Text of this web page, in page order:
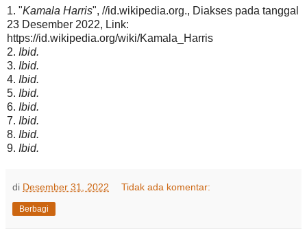
1. "Kamala Harris", //id.wikipedia.org., Diakses pada tanggal
23 Desember 2022, Link:
https://id.wikipedia.org/wiki/Kamala_Harris
2. Ibid.
3. Ibid.
4. Ibid.
5. Ibid.
6. Ibid.
7. Ibid.
8. Ibid.
9. Ibid.
di Desember 31, 2022 Tidak ada komentar:
Berbagi